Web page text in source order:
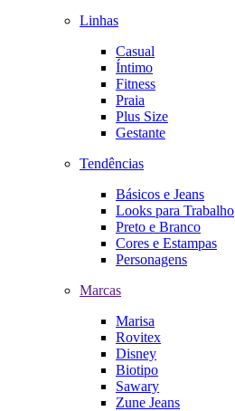
Linhas
Casual
Íntimo
Fitness
Praia
Plus Size
Gestante
Tendências
Básicos e Jeans
Looks para Trabalho
Preto e Branco
Cores e Estampas
Personagens
Marcas
Marisa
Rovitex
Disney
Biotipo
Sawary
Zune Jeans